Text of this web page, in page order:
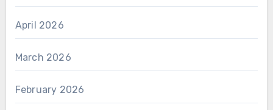
April 2026
March 2026
February 2026